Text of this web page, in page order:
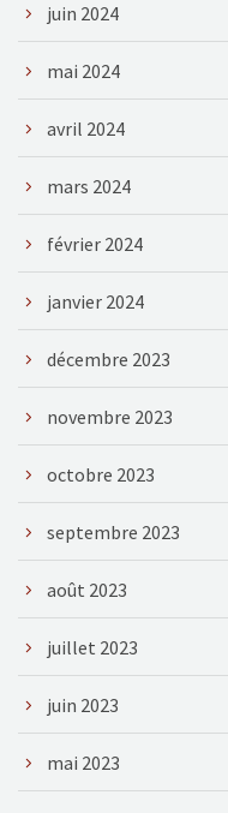
juin 2024
mai 2024
avril 2024
mars 2024
février 2024
janvier 2024
décembre 2023
novembre 2023
octobre 2023
septembre 2023
août 2023
juillet 2023
juin 2023
mai 2023